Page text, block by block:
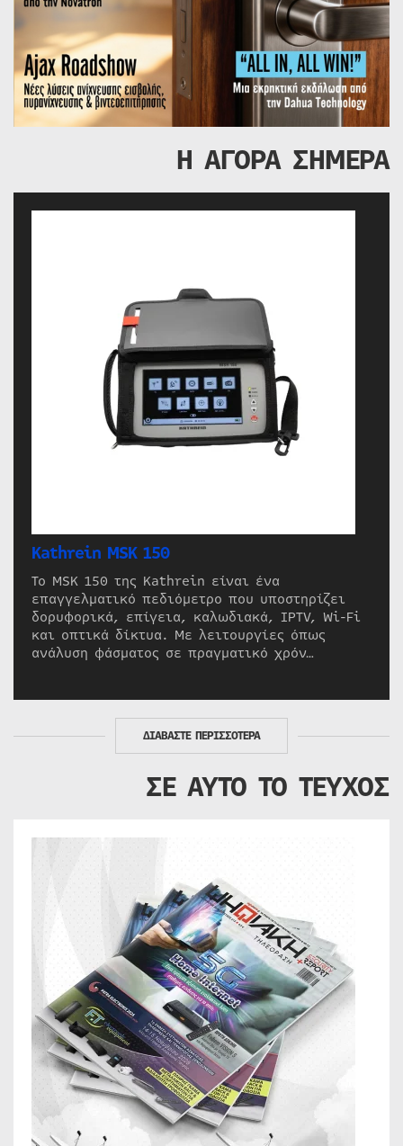
Η ΑΓΟΡΑ ΣΗΜΕΡΑ
Kathrein MSK 150
Το MSK 150 της Kathrein είναι ένα
επαγγελματικό πεδιόμετρο που υποστηρίζει
δορυφορικά, επίγεια, καλωδιακά, IPTV, Wi-Fi
και οπτικά δίκτυα. Με λειτουργίες όπως
ανάλυση φάσματος σε πραγματικό χρόν…
ΔΙΑΒΑΣΤΕ ΠΕΡΙΣΣΟΤΕΡΑ
ΣΕ ΑΥΤΟ ΤΟ ΤΕΥΧΟΣ